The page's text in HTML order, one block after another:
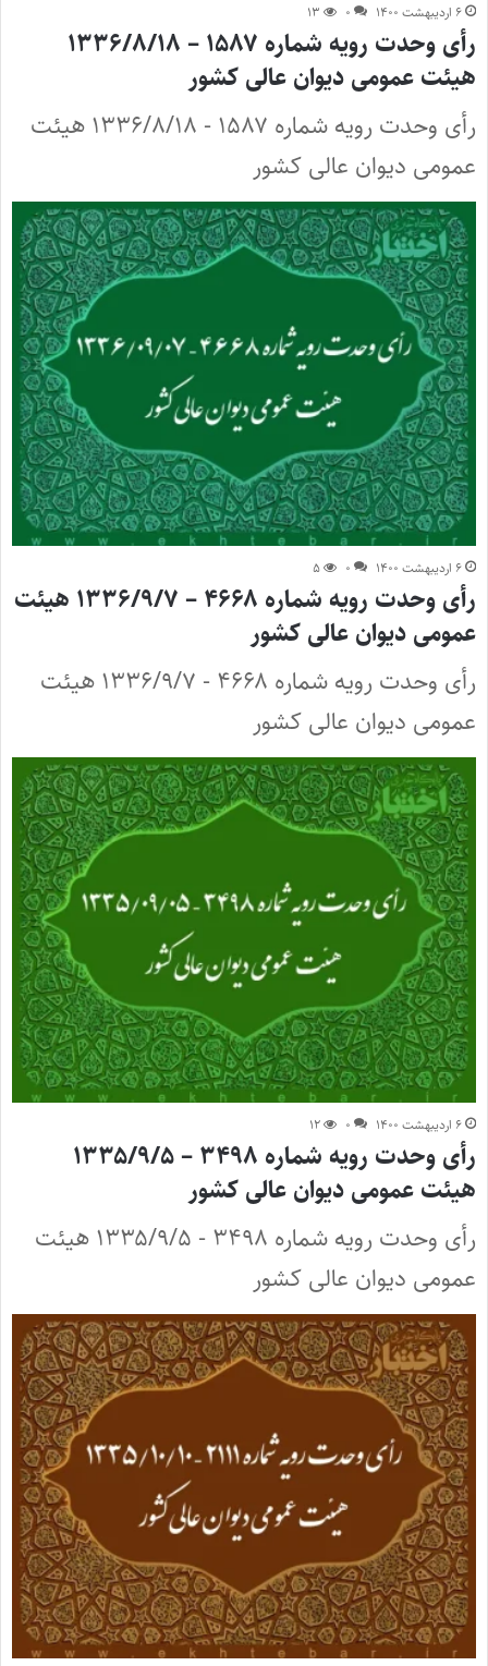
۶ اردیبهشت ۱۴۰۰ ۰ ۱۳
رأی وحدت رویه شماره ۱۵۸۷ – ۱۳۳۶/۸/۱۸
هیئت عمومی دیوان عالی کشور
رأی وحدت رویه شماره ۱۵۸۷ - ۱۳۳۶/۸/۱۸ هیئت
عمومی دیوان عالی کشور
۶ اردیبهشت ۱۴۰۰ ۰ ۵
رأی وحدت رویه شماره ۴۶۶۸ – ۱۳۳۶/۹/۷ هیئت
عمومی دیوان عالی کشور
رأی وحدت رویه شماره ۴۶۶۸ - ۱۳۳۶/۹/۷ هیئت
عمومی دیوان عالی کشور
۶ اردیبهشت ۱۴۰۰ ۰ ۱۲
رأی وحدت رویه شماره ۳۴۹۸ – ۱۳۳۵/۹/۵
هیئت عمومی دیوان عالی کشور
رأی وحدت رویه شماره ۳۴۹۸ - ۱۳۳۵/۹/۵ هیئت
عمومی دیوان عالی کشور